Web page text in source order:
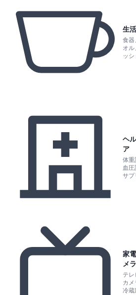
生
食器
オル
ッシ
ヘ
ア
体重
血圧
サプ
家
メラ
テレ
カメ
冷蔵